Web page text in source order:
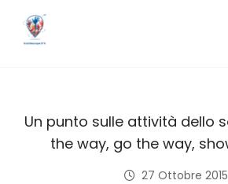
Un punto sulle attività dello
the way, go the way,
27 Ottobre 2015